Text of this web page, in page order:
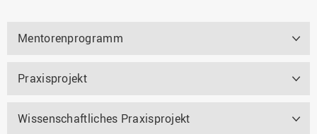
Mentorenprogramm
Praxisprojekt
Wissenschaftliches Praxisprojekt